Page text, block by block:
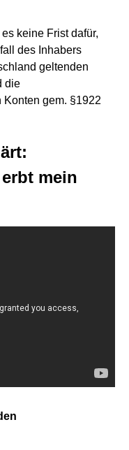
keine Frist dafür,
des Inhabers
geltenden
die
gem. §1922
mein